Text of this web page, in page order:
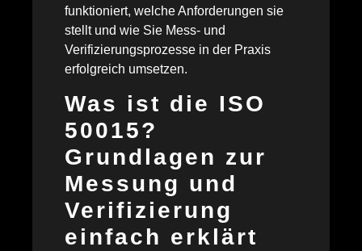
funktioniert, welche Anforderungen sie
stellt und wie Sie Mess- und
Verifizierungsprozesse in der Praxis
erfolgreich umsetzen.
Was ist die ISO
50015?
Grundlagen zur
Messung und
Verifizierung
einfach erklärt